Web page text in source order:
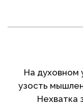
На духовном
узость
Нехватка